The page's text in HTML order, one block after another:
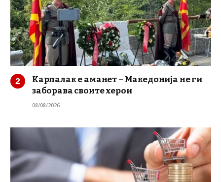
Карпалак е аманет – Македонија не ги
заборава своите херои
08/08/2026